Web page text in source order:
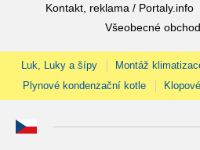
Kontakt, reklama / Portaly.info
Všeobecné
Luk, Luky a šípy Montáž
Plynové kondenzační kotle